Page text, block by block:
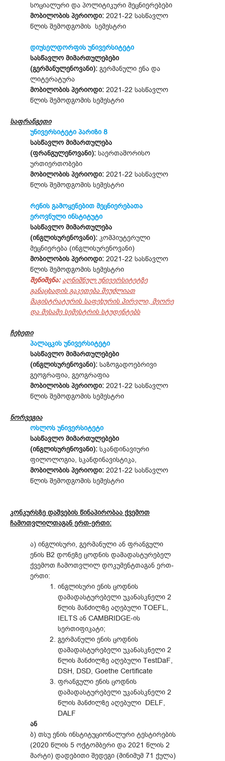
სოციალური და პოლიტიკური მეცნიერებები
მობილობის პერიოდი: 2021-22 სასწავლო
წლის შემოდგომის სემესტრი
დიუსელდორფის უნივერსიტეტი
სასწავლო მიმართულებები
(გერმანულენოვანი): გერმანული ენა და
ლიტერატურა
მობილობის პერიოდი: 2021-22 სასწავლო
წლის შემოდგომის სემესტრი
საფრანგეთი
უნივერსიტეტი პარიზი 8
სასწავლო მიმართულება
(ფრანგულენოვანი): საერთაშორისო
ურთიერთობები
მობილობის პერიოდი: 2021-22 სასწავლო
წლის შემოდგომის სემესტრი
რენის გამოყენებით მეცნიერებათა
ეროვნული ინსტიტუტი
სასწავლო მიმართულება
(ინგლისურენოვანი): კომპიუტერული
მეცნიერება (ინგლისურენოვანი)
მობილობის პერიოდი: 2021-22 სასწავლო
წლის შემოდგომის სემესტრი
შენიშვნა: აღნიშნულ უნივერსიტეტზე
განაცხადის გაკეთება შეუძლიათ
მაგისტრატურის საფეხურის პირვლი, მეორე
და მესამე სემესტრის სტუდენტებს
ჩეხეთი
პალაცკის უნივერსიტეტი
სასწავლო მიმართულებები
(ინგლისურენოვანი): საზოგადოებრივი
გეოგრაფია, გეოგრაფია
მობილობის პერიოდი: 2021-22 სასწავლო
წლის შემოდგომის სემესტრი
ნორვეგია
ოსლოს უნივერსიტეტი
სასწავლო მიმართულებები
(ინგლისურენოვანი): სკანდინავიური
ფილოლოგია, სკანდინავისტიკა,
მობილობის პერიოდი: 2021-22 სასწავლო
წლის შემოდგომის სემესტრი
კონკურსზე დაშვების წინაპირობაა ქვემოთ
ჩამოთვლილთაგან ერთ-ერთი:
ა) ინგლისური, გერმანული ან ფრანგული
ენის B2 დონეზე ცოდნის დამადასტურებელ
ქვემოთ ჩამოთვლილ დოკუმენტთაგან ერთ-
ერთი:
ინგლისური ენის ცოდნის
დამადასტურებელი უკანასკნელი 2
წლის მანძილზე აღებული TOEFL,
IELTS ან CAMBRIDGE-ის
სერთიფიკატი;
გერმანული ენის ცოდნის
დამადასტურებელი უკანასკნელი 2
წლის მანძილზე აღებული TestDaF,
DSH, DSD, Goethe Certificate
ფრანგული ენის ცოდნის
დამადასტურებელი უკანასკნელი 2
წლის მანძილზე აღებული DELF,
DALF
ან
ბ) თსუ ენის ინსტიტუციონალური ტესტირების
(2020 წლის 5 ოქტომბერი და 2021 წლის 2
მარტი) დადებითი შედეგი (მინიმუმ 71 ქულა)